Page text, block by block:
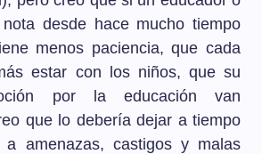
desde hace mucho tiempo
menos paciencia, que cada
estar con los niños, que su
por la educación van
que lo debería dejar a tiempo
amenazas, castigos y malas